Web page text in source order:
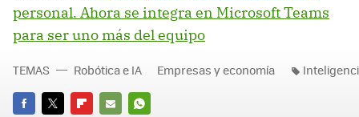
personal. Ahora se integra en Microsoft Teams
para ser uno más del equipo
TEMAS Robótica e IA Empresas y economía